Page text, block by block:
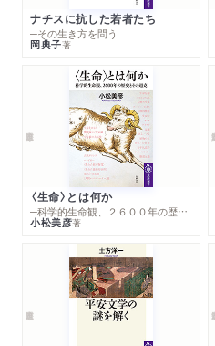
ナチスに抗した若者たち
─その生き方を問う
岡典子著
〈生命〉とは何か
─科学的生命観、２６００年の歴史とその超克
小松美彦著